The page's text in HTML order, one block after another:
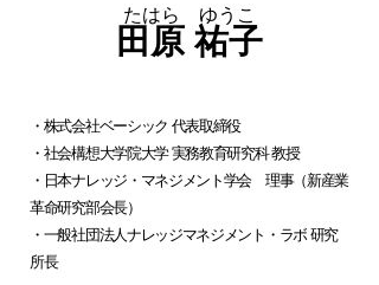
田原 祐子
たはら ゆうこ
・株式会社ベーシック 代表取締役
・社会構想大学院大学 実務教育研究科 教授
・日本ナレッジ・マネジメント学会 理事（新産業
革命研究部会長）
・一般社団法人ナレッジマネジメント・ラボ 研究
所長